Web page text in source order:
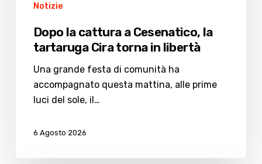
Notizie
Dopo la cattura a Cesenatico, la
tartaruga Cira torna in libertà
Una grande festa di comunità ha
accompagnato questa mattina, alle prime
luci del sole, il…
6 Agosto 2026